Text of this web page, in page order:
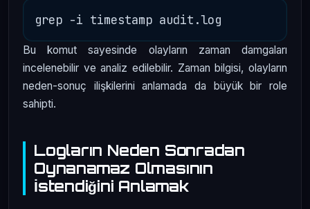
Bu komut sayesinde olayların zaman damgaları
incelenebilir ve analiz edilebilir. Zaman bilgisi, olayların
neden-sonuç ilişkilerini anlamada da büyük bir role
sahipti.
Logların Neden Sonradan
Oynanamaz Olmasının
İstendiğini Anlamak